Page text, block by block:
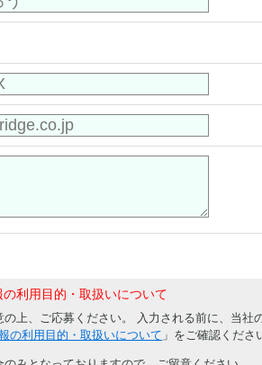
の利用目的・取扱いについて
上、ご応募ください。 入力される前に、当社
の利用目的・取扱いについて 」をご確認くださ